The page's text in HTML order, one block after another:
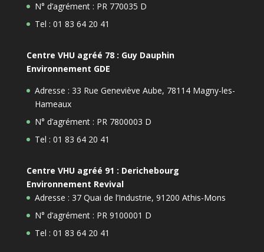
N° d’agrément : PR 770035 D
Tel : 01 83 64 20 41
Centre VHU agréé 78 : Guy Dauphin
Environnement GDE
Adresse : 33 Rue Geneviève Aube, 78114 Magny-les-
Hameaux
N° d’agrément : PR 7800003 D
Tel : 01 83 64 20 41
Centre VHU agréé 91 : Derichebourg
Environnement Revival
Adresse : 37 Quai de l’Industrie, 91200 Athis-Mons
N° d’agrément : PR 9100001 D
Tel : 01 83 64 20 41